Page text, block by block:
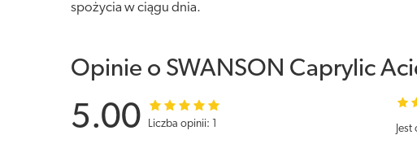
spożycia w ciągu dnia.
Opinie o SWANSON Caprylic
5.00 Liczba opinii: 1